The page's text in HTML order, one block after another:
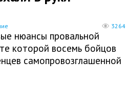
3264
нюансы провальной
которой восемь бойцов
самопровозглашенной